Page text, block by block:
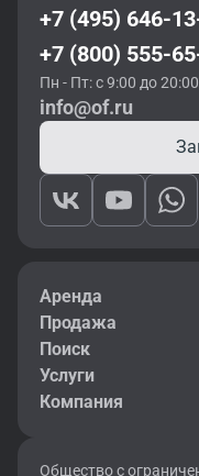
+7 (495) 646-
+7 (800) 555-
Пн - Пт: с 9:00 до 20:00
info@of.ru
Аренда
Продажа
Поиск
Услуги
Компания
Общество с